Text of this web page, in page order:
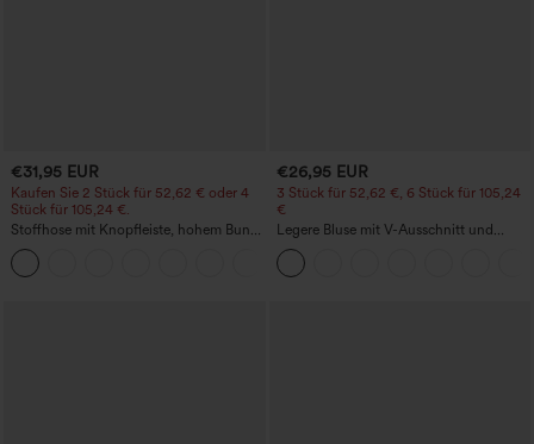
€31,95 EUR
Kaufen Sie 2 Stück für 52,62 € oder 4
Stück für 105,24 €.
Stoffhose mit Knopfleiste, hohem Bund,
mehreren Taschen und geradem Bein
€26,95 EUR
3 Stück für 52,62 €, 6 Stück für 105,24
€
Legere Bluse mit V-Ausschnitt und
kurzen Puffärmeln